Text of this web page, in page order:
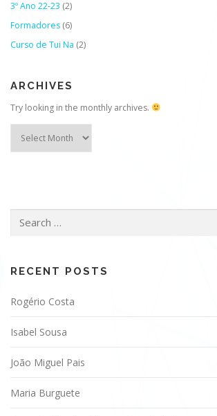
3º Ano 22-23 (2)
Formadores (6)
Curso de Tui Na (2)
ARCHIVES
Try looking in the monthly archives.
for:
RECENT POSTS
Rogério Costa
Isabel Sousa
João Miguel Pais
Maria Burguete